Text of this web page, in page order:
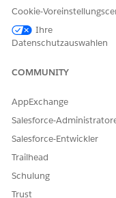
Geben Sie einen
beispielsweise "
Login User
"
KONNTEN SIE IHR
Geben Sie uns
Cookie-
Ihre
Datenschutzauswahlen
COMMUNITY
AppExchange
Salesforce-
Salesforce-Entwickler
Trailhead
Schulung
Trust